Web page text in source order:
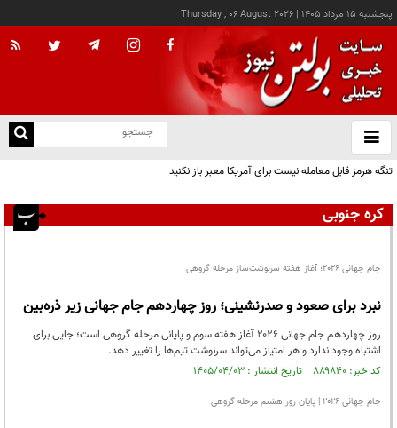
پنجشنبه ۱۵ مرداد ۱۴۰۵ |
Thursday , 06 August 2026
باز
و
تنگه هرمز قابل معامله نیست برای آمریکا معبر باز نکنید
کره جنوبی
جام جهانی ۲۰۲۶؛ آغاز هفته سرنوشت‌ساز مرحله گروهی
نبرد برای صعود و صدرنشینی؛ روز چهاردهم جام جهانی زیر ذره‌بین
روز چهاردهم جام جهانی ۲۰۲۶ آغاز هفته سوم و پایانی مرحله گروهی است؛ جایی برای
اشتباه وجود ندارد و هر امتیاز می‌تواند سرنوشت تیم‌ها را تغییر دهد.
کد خبر: ۸۸۹۸۴۰ تاریخ انتشار : ۱۴۰۵/۰۴/۰۳
جام جهانی ۲۰۲۶ | پایان روز هشتم مرحله گروهی